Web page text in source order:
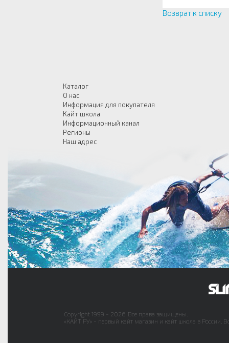
Возврат к списку
Каталог
О нас
Информация для покупателя
Кайт школа
Информационный канал
Регионы
Наш адрес
Copyright 1999 - 2026. Все права защищены.
«КАЙТ РУ» - первый кайт магазин и кайт школа в России.